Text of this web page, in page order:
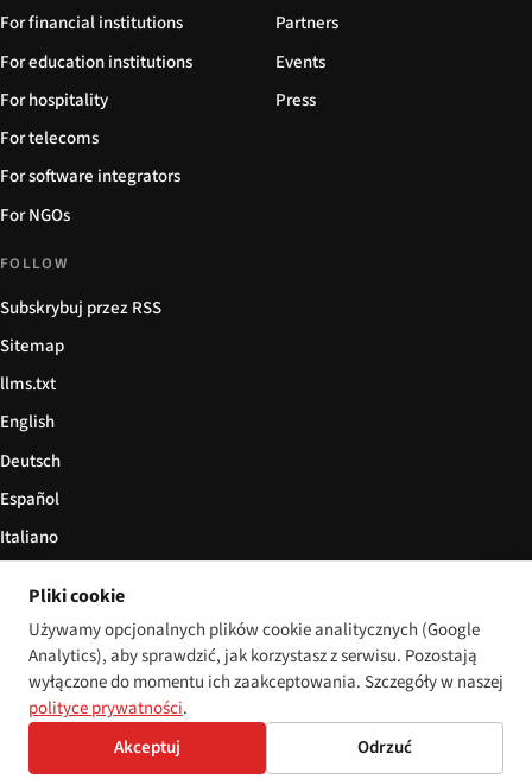
For financial institutions
For education institutions
For hospitality
For telecoms
For software integrators
For NGOs
Partners
Events
Press
FOLLOW
Subskrybuj przez RSS
Sitemap
llms.txt
English
Deutsch
Español
Italiano
© 2026 Disability World. Wszelkie prawa zastrzeżone. Cookie settings
DeutschEspañol 简体中文PolskiFrançais
Pliki cookie
Używamy opcjonalnych plików cookie analitycznych (Google
Analytics), aby sprawdzić, jak korzystasz z serwisu. Pozostają
wyłączone do momentu ich zaakceptowania. Szczegóły w naszej
polityce prywatności.
Akceptuj
Odrzuć